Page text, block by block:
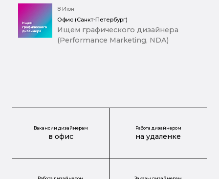
8 Июн
Офис (Санкт-Петербург)
Ищем графического дизайнера
(Performance Marketing, NDA)
Вакансии дизайнерам
в офис
Работа дизайнером
на удаленке